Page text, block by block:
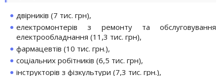
двірників (7 тис. грн),
електромонтерів з ремонту та обслуговування
електрообладнання (11,3 тис. грн),
фармацевтів (10 тис. грн.),
соціальних робітників (6,5 тис. грн),
інструкторів з фізкультури (7,3 тис. грн.),